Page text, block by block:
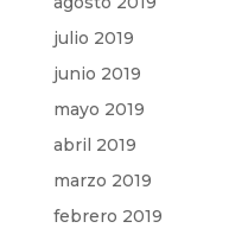
julio 2019
junio 2019
mayo 2019
abril 2019
marzo 2019
febrero 2019